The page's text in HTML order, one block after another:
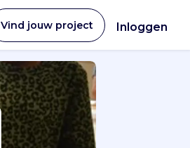
Vind jouw project Inloggen